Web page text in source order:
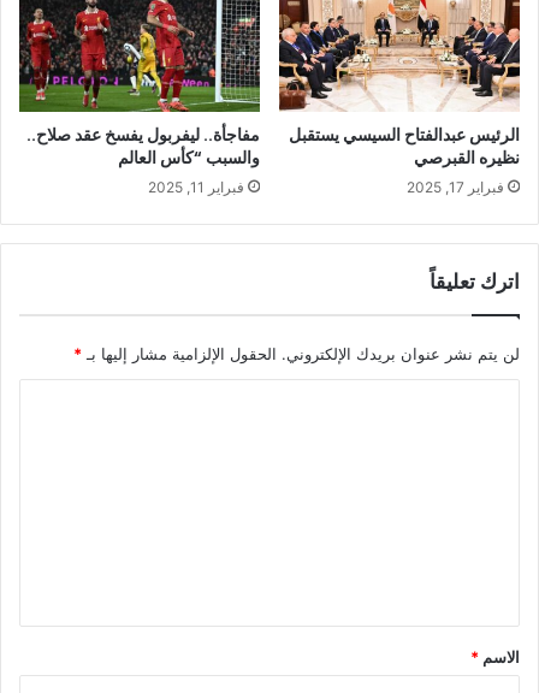
الرئيس عبدالفتاح السيسي يستقبل
نظيره القبرصي
فبراير 17, 2025
مفاجأة.. ليفربول يفسخ عقد صلاح..
والسبب “كأس العالم
فبراير 11, 2025
اترك تعليقاً
لن يتم نشر عنوان بريدك الإلكتروني. الحقول الإلزامية مشار إليها بـ *
*
الاسم *